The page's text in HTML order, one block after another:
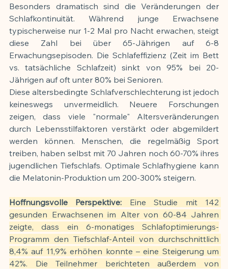
Besonders dramatisch sind die Veränderungen der
Schlafkontinuität. Während junge Erwachsene
typischerweise nur 1-2 Mal pro Nacht erwachen, steigt
diese Zahl bei über 65-Jährigen auf 6-8
Erwachungsepisoden. Die Schlafeffizienz (Zeit im Bett
vs. tatsächliche Schlafzeit) sinkt von 95% bei 20-
Jährigen auf oft unter 80% bei Senioren.
Diese altersbedingte Schlafverschlechterung ist jedoch
keineswegs unvermeidlich. Neuere Forschungen
zeigen, dass viele "normale" Altersveränderungen
durch Lebensstilfaktoren verstärkt oder abgemildert
werden können. Menschen, die regelmäßig Sport
treiben, haben selbst mit 70 Jahren noch 60-70% ihres
jugendlichen Tiefschlafs. Optimale Schlafhygiene kann
die Melatonin-Produktion um 200-300% steigern.
Hoffnungsvolle Perspektive: Eine Studie mit 142
gesunden Erwachsenen im Alter von 60-84 Jahren
zeigte, dass ein 6-monatiges Schlafoptimierungs-
Programm den Tiefschlaf-Anteil von durchschnittlich
8,4% auf 11,9% erhöhen konnte – eine Steigerung um
42%. Die Teilnehmer berichteten außerdem von